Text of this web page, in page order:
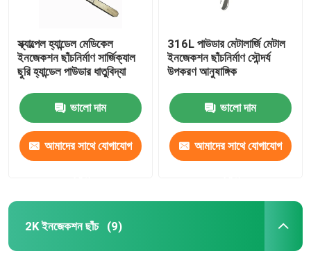
স্ক্যাল্পেল হ্যান্ডেল মেডিকেল
ইনজেকশন ছাঁচনির্মাণ সার্জিক্যাল
ছুরি হ্যান্ডেল পাউডার ধাতুবিদ্যা
ভালো দাম
আমাদের সাথে যোগাযোগ
316L পাউডার মেটালার্জি মেটাল
ইনজেকশন ছাঁচনির্মাণ সৌন্দর্য
উপকরণ আনুষাঙ্গিক
ভালো দাম
আমাদের সাথে যোগাযোগ
2K ইনজেকশন ছাঁচ (9)